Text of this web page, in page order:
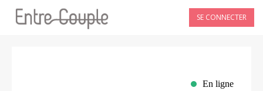
SE CONNECTER
En ligne